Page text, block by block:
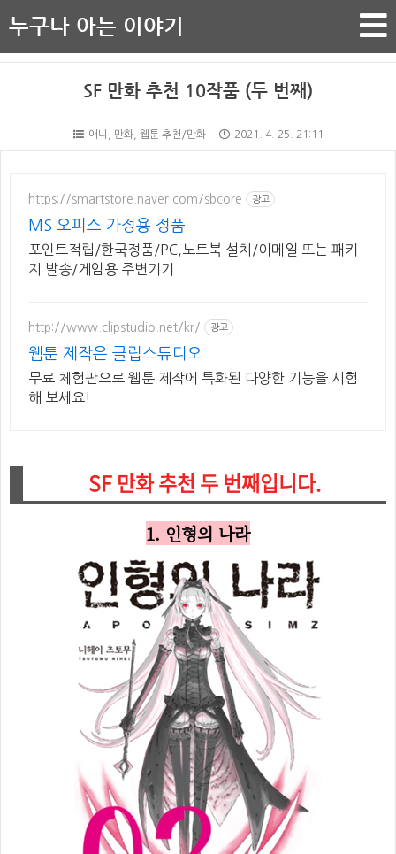
누구나 아는 이야기
SF 만화 추천 10작품 (두 번째)
애니, 만화, 웹툰 추천/만화 2021. 4. 25. 21:11
https://smartstore.naver.com/sbcore 광고
MS 오피스 가정용 정품
포인트적립/한국정품/PC,노트북 설치/이메일 또는 패키
지 발송/게임용 주변기기
http://www.clipstudio.net/kr/ 광고
웹툰 제작은 클립스튜디오
무료 체험판으로 웹툰 제작에 특화된 다양한 기능을 시험
해 보세요!
SF 만화 추천 두 번째입니다.
1. 인형의 나라